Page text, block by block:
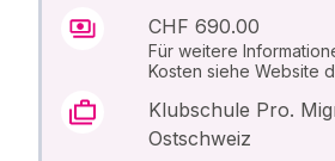
CHF 690.00
Für weitere
Kosten siehe Website
Klubschule Pro.
Ostschweiz